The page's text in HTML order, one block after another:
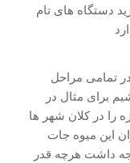
دستگاه های تام
تمامی مراحل
برای مثال در
را در کلان شهر ها
این میوه جات
داشت هرچه قدر